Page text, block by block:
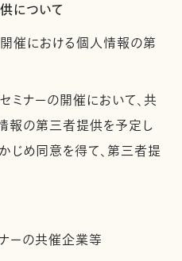
について
開催における個人情報の第
ミナーの開催において、共
報の第三者提供を予定し
じめ同意を得て、第三者提
ナーの共催企業等